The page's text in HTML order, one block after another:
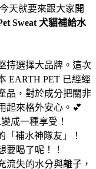
天就要來跟大家開
Sweat 犬貓補給水
持選擇大品牌。這次
EARTH PET 已經經
品，對於成分把關非
起來格外安心。💕
成一種享受！
「補水神隊友」！
要喝了呢！！
流失的水分與離子，